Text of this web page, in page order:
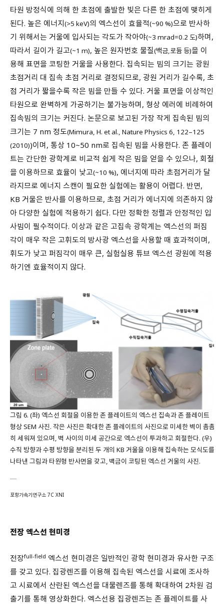
타원 방정식에 의해 한 초점에 출발한 빛은 다른 한 초점에 맺히게
된다. 높은 에너지(>5 keV)의 엑스선이 효율적(~90 %)으로 반사하
기 위해서는 거울에 입사되는 각도가 작아야(~3 mrad=0.2 도)하며,
따라서 길이가 길고(~1 m), 높은 원자번호 물질(백금,로듐 등)을 이
용해 표면을 코팅한 거울을 사용한다. 집속되는 빔의 크기는 광원
초점거리 대 집속 초점 거리로 결정되므로, 광원 거리가 길수록, 초
점 거리가 짧을수록 작은 빔을 만들 수 있다. 거울 표면을 이상적인
타원으로 완벽하게 가공하기는 불가능하며, 형상 에러에 비례하여
집속빔의 크기는 커진다. 논문으로 보고된 가장 작게 집속된 빔의
크기는 7 nm 정도(Mimura, H. et al., Nature Physics 6, 122–125
(2010))이며, 통상 10~50 nm로 집속된 빔을 사용한다. 존 플레이
트는 간단한 광학계로 비교적 쉽게 작은 빔을 얻을 수 있으나, 회절
을 이용하므로 효율이 낮고(~10 %), 에너지에 따라 초점거리가 달
라지므로 에너지 스캔이 필요한 실험에는 활용이 어렵다. 반면,
KB 거울은 반사를 이용하므로, 초점 거리가 에너지에 의존하지 않
아 다양한 실험에 적용하기 쉽다. 다만 정확한 정렬과 안정적인 입
사빔이 필수적이다. 이상과 같은 고집속 광학계는 엑스선의 퍼짐
각이 매우 작은 고휘도의 방사광 엑스선을 사용할 때 효과적이며,
휘도가 낮고 퍼짐각이 매우 큰, 실험실용 튜브 엑스선 광원에 적용
하기엔 효율적이지 않다.
그림 6. (좌) 엑스선 회절을 이용한 존 플레이트의 엑스선 집속과 존 플레이트
형상 SEM 사진. 작은 사진은 확대한 존 플레이트의 사진으로 미세한 벽이 촘촘
히 세워져 있으며, 벽 사이의 미세 공간으로 엑스선이 투과하고 회절한다. (우)
수직 방향과 수평 방향을 분리된 두 개의 KB 거울을 이용해 집속하는 모식도를
나타낸 그림과 타원형 반사면을 갖고, 백금이 코팅된 엑스선 거울의 사진.
포항가속기연구소 7C XNI
전장 엑스선 현미경
전장full-field 엑스선 현미경은 일반적인 광학 현미경과 유사한 구조
를 갖고 있다. 집광렌즈를 이용해 집속된 엑스선을 시료에 조사하
고 시료에서 산란된 엑스선을 대물렌즈를 통해 확대하여 2차원 검
출기를 통해 영상화한다. 엑스선용 집광렌즈는 존 플레이트를 사